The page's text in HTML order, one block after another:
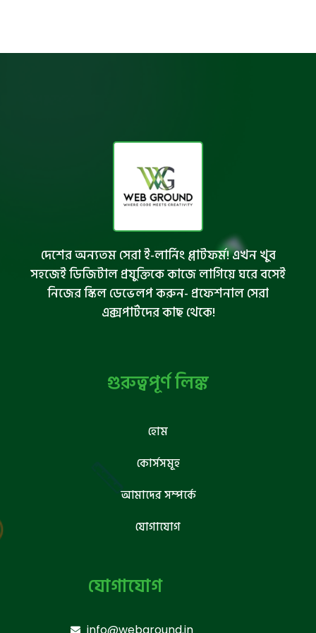
দেশের অন্যতম সেরা ই-লার্নিং প্লাটফর্ম! এখন খুব
সহজেই ডিজিটাল প্রযুক্তিকে কাজে লাগিয়ে ঘরে বসেই
নিজের স্কিল ডেভেলপ করুন- প্রফেশনাল সেরা
এক্সপার্টদের কাছ থেকে!
গুরুত্বপূর্ণ লিঙ্ক
হোম
কোর্সসমূহ
আমাদের সম্পর্কে
যোগাযোগ
যোগাযোগ